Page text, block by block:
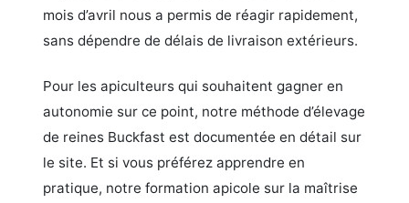
mois d’avril nous a permis de réagir rapidement,
sans dépendre de délais de livraison extérieurs.
Pour les apiculteurs qui souhaitent gagner en
autonomie sur ce point, notre méthode d’élevage
de reines Buckfast est documentée en détail sur
le site. Et si vous préférez apprendre en
pratique, notre formation apicole sur la maîtrise